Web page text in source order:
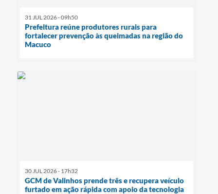
31 JUL 2026 - 09h50
Prefeitura reúne produtores rurais para
fortalecer prevenção às queimadas na região do
Macuco
30 JUL 2026 - 17h32
GCM de Valinhos prende três e recupera veículo
furtado em ação rápida com apoio da tecnologia